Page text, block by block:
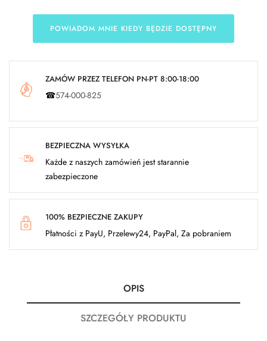
POWIADOM MNIE KIEDY BĘDZIE DOSTĘPNY
ZAMÓW PRZEZ TELEFON PN-PT 8:00-18:00
☎574-000-825
BEZPIECZNA WYSYŁKA
Każde z naszych zamówień jest starannie
zabezpieczone
100% BEZPIECZNE ZAKUPY
Płatności z PayU, Przelewy24, PayPal, Za pobraniem
OPIS
SZCZEGÓŁY PRODUKTU